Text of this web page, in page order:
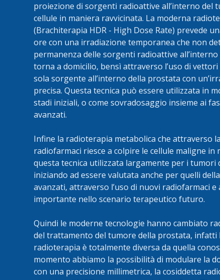
proiezione di sorgenti radioattive all’interno del
cellule in maniera ravvicinata. La moderna
(Brachiterapia HDR - High Dose Rate) prevede
ore con una irradiazione temporanea che non
permanenza delle sorgenti radioattive
torna a domicilio, bensì attraverso l’uso di
sola sorgente all’interno della prostata con
precisa. Questa tecnica può essere utilizzata in
stadi iniziali, o come sovradosaggio insieme ai
avanzati.
Infine la radioterapia metabolica che attraverso
radiofarmaci riesce a colpire le cellule maligne in
questa tecnica utilizzata largamente per i tumori
iniziando ad essere valutata anche per quelli
avanzati, attraverso l’uso di nuovi radiofarmaci
importante nello scenario terapeutico futuro.
Quindi le moderne tecnologie hanno cambiato
del trattamento del tumore della prostata, infatti
radioterapia è totalmente diversa da quella
momento abbiamo la possibilità di modulare la
con una precisione millimetrica, la cosiddetta